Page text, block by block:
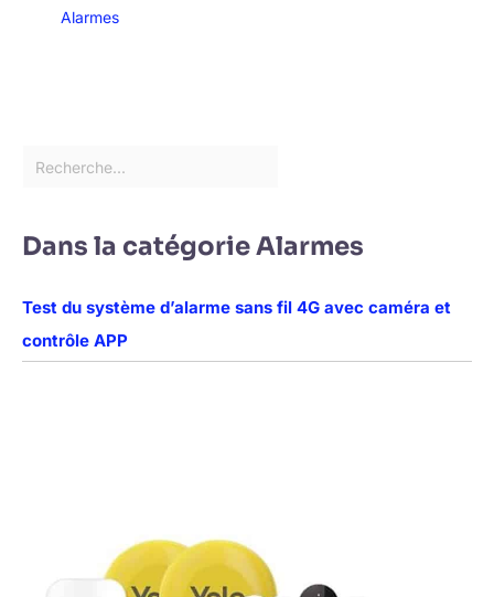
Alarmes
Dans la catégorie Alarmes
Test du système d’alarme sans fil 4G avec caméra et
contrôle APP